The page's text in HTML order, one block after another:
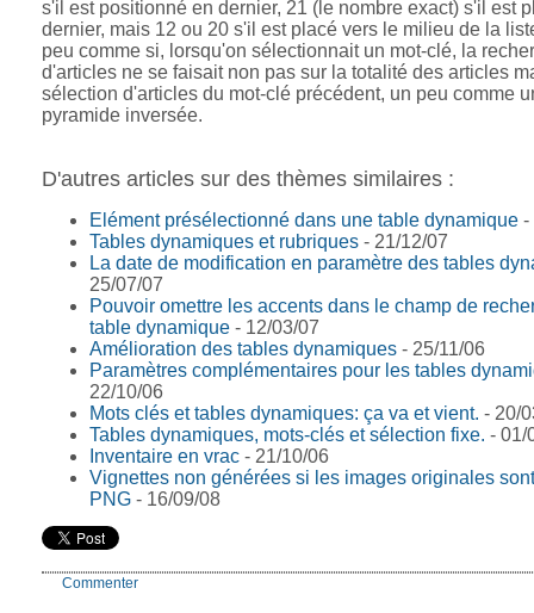
s'il est positionné en dernier, 21 (le nombre exact) s'il est
dernier, mais 12 ou 20 s'il est placé vers le milieu de la
peu comme si, lorsqu'on sélectionnait un mot-clé, la
d'articles ne se faisait non pas sur la totalité des articles
sélection d'articles du mot-clé précédent, un peu comme
pyramide inversée.
D'autres articles sur des thèmes similaires :
Elément présélectionné dans une table dynamique -
Tables dynamiques et rubriques - 21/12/07
La date de modification en paramètre des tables
25/07/07
Pouvoir omettre les accents dans le champ de
table dynamique - 12/03/07
Amélioration des tables dynamiques - 25/11/06
Paramètres complémentaires pour les tables
22/10/06
Mots clés et tables dynamiques: ça va et vient. - 20/
Tables dynamiques, mots-clés et sélection fixe. - 01/
Inventaire en vrac - 21/10/06
Vignettes non générées si les images originales
PNG - 16/09/08
Commenter